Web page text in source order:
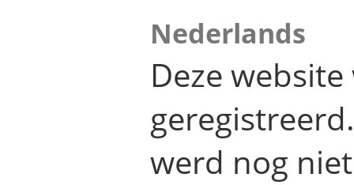
Nederlands
Deze
werd nog